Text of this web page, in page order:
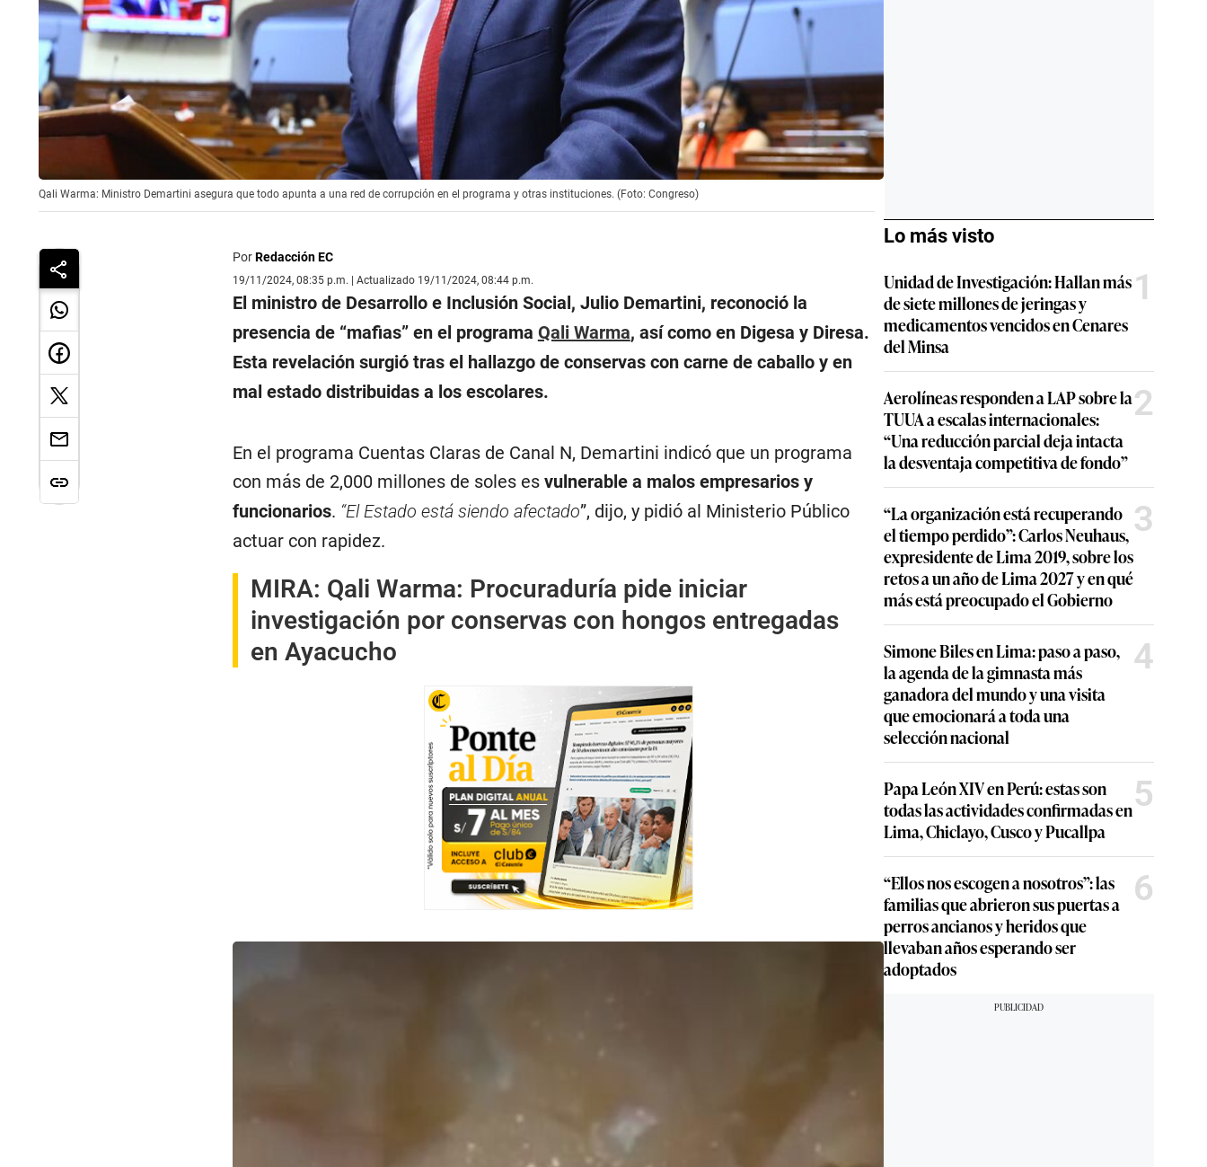
Qali Warma: Ministro Demartini asegura que todo apunta a una red de corrupción en el programa y otras instituciones. (Foto: Congreso)
PorRedacción EC
19/11/2024, 08:35 p.m. | Actualizado 19/11/2024, 08:44 p.m.
El ministro de Desarrollo e Inclusión Social, Julio Demartini, reconoció la
presencia de “mafias” en el programa Qali Warma, así como en Digesa y Diresa.
Esta revelación surgió tras el hallazgo de conservas con carne de caballo y en
mal estado distribuidas a los escolares.
En el programa Cuentas Claras de Canal N, Demartini indicó que un programa
con más de 2,000 millones de soles es vulnerable a malos empresarios y
funcionarios. “El Estado está siendo afectado”, dijo, y pidió al Ministerio Público
actuar con rapidez.
MIRA: Qali Warma: Procuraduría pide iniciar
investigación por conservas con hongos entregadas
en Ayacucho
Lo más visto
Unidad de Investigación: Hallan más
de siete millones de jeringas y
medicamentos vencidos en Cenares
del Minsa
1
Aerolíneas responden a LAP sobre la
TUUA a escalas internacionales:
“Una reducción parcial deja intacta
la desventaja competitiva de fondo”
2
“La organización está recuperando
el tiempo perdido”: Carlos Neuhaus,
expresidente de Lima 2019, sobre los
retos a un año de Lima 2027 y en qué
más está preocupado el Gobierno
3
Simone Biles en Lima: paso a paso,
la agenda de la gimnasta más
ganadora del mundo y una visita
que emocionará a toda una
selección nacional
4
Papa León XIV en Perú: estas son
todas las actividades confirmadas en
Lima, Chiclayo, Cusco y Pucallpa
5
“Ellos nos escogen a nosotros”: las
familias que abrieron sus puertas a
perros ancianos y heridos que
llevaban años esperando ser
adoptados
6